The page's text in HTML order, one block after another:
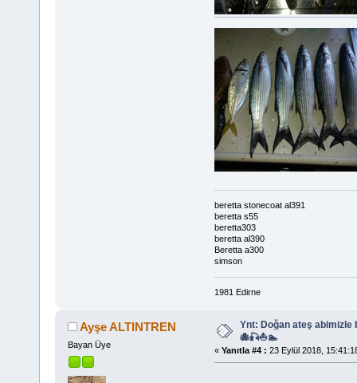
beretta stonecoat al391
beretta s55
beretta303
beretta al390
Beretta a300
simson
1981 Edirne
Ayşe ALTINTREN
Bayan Üye
Ynt: Doğan ateş
🐙🎣⛵🏊
« Yanıtla #4 : 23 Eylül 2018,